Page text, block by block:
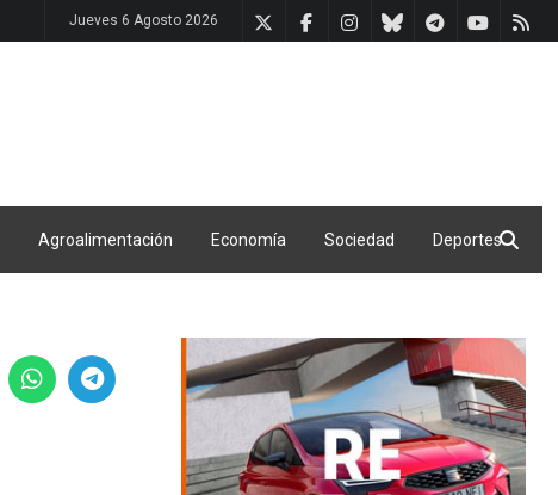
Jueves 6 Agosto 2026
Agroalimentación Economía Sociedad Deportes